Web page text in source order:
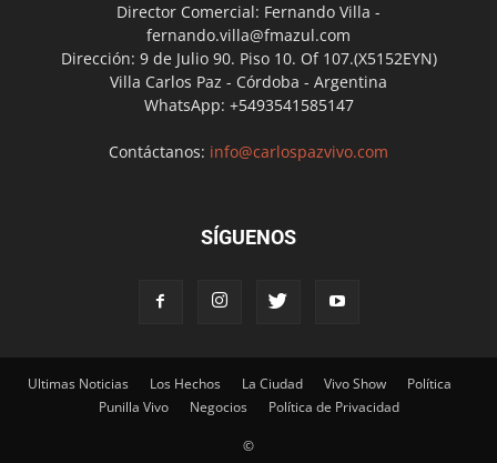
Director Comercial: Fernando Villa -
fernando.villa@fmazul.com
Dirección: 9 de Julio 90. Piso 10. Of 107.(X5152EYN)
Villa Carlos Paz - Córdoba - Argentina
WhatsApp: +5493541585147
Contáctanos: info@carlospazvivo.com
SÍGUENOS
Ultimas Noticias Los Hechos La Ciudad Vivo Show
Política
Punilla Vivo
Negocios Política de Privacidad
©